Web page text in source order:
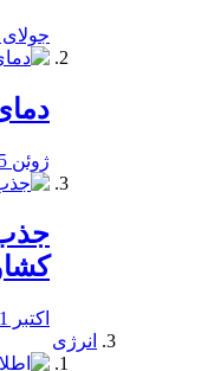
جولای 1, 2020
ژوئن 25, 2020
اکتبر 21, 2019
انرژی